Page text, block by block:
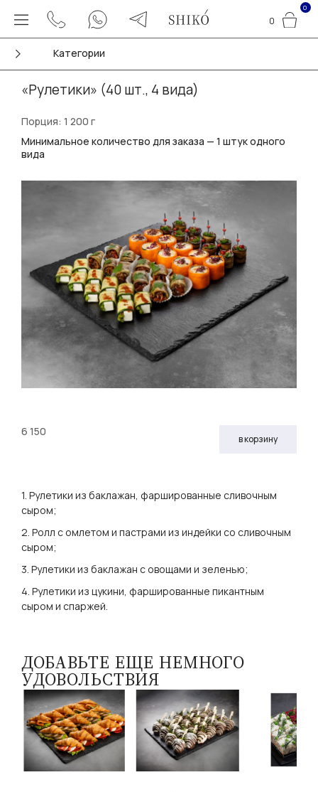
0
0
Категории
«Рулетики» (40 шт., 4 вида)
Порция: 1 200 г
Минимальное количество для заказа — 1 штук одного
вида
6 150
в корзину
1. Рулетики из баклажан, фаршированные сливочным
сыром;
2. Ролл с омлетом и пастрами из индейки со сливочным
сыром;
3. Рулетики из баклажан с овощами и зеленью;
4. Рулетики из цукини, фаршированные пикантным
сыром и спаржей.
ДОБАВЬТЕ ЕЩЕ НЕМНОГО
УДОВОЛЬСТВИЯ